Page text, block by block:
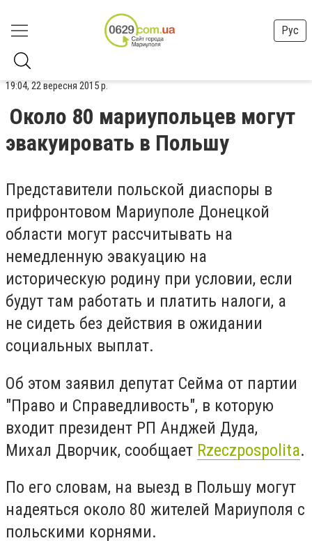
Рус
19:04, 22 вересня 2015 р.
Около 80 мариупольцев могут
эвакуировать в Польшу
Представители польской диаспоры в
прифронтовом Мариуполе Донецкой
области могут рассчитывать на
немедленную эвакуацию на
историческую родину при условии, если
будут там работать и платить налоги, а
не сидеть без действия в ожидании
социальных выплат.
Об этом заявил депутат Сейма от партии
"Право и Справедливость", в которую
входит президент РП Анджей Дуда,
Михал Дворчик, сообщает Rzeczpospolita.
По его словам, на выезд в Польшу могут
надеяться около 80 жителей Мариуполя с
польскими корнями.